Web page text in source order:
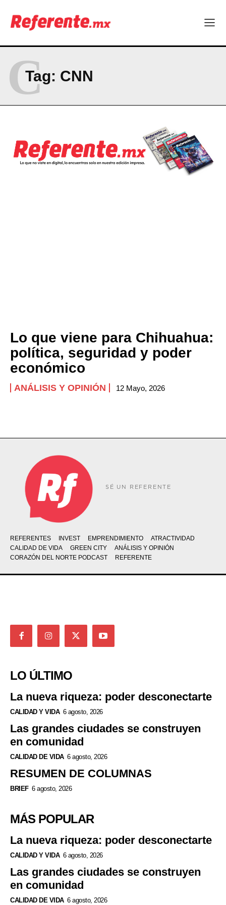
Company
PRIVACY POLICY
NEWSLETTER
Tag: CNN
C
Lo que viene para Chihuahua:
política, seguridad y poder
económico
ANÁLISIS Y OPINIÓN 12 Mayo, 2026
SÉ UN REFERENTE
REFERENTES INVEST EMPRENDIMIENTO
ATRACTIVIDAD
CALIDAD DE VIDA
GREEN CITY
ANÁLISIS Y OPINIÓN
CORAZÓN DEL NORTE PODCAST
REFERENTE
LO ÚLTIMO
La nueva riqueza: poder desconectarte
CALIDAD Y VIDA 6 agosto, 2026
Las grandes ciudades se construyen
en comunidad
CALIDAD DE VIDA 6 agosto, 2026
RESUMEN DE COLUMNAS
BRIEF 6 agosto, 2026
MÁS POPULAR
La nueva riqueza: poder desconectarte
CALIDAD Y VIDA 6 agosto, 2026
Las grandes ciudades se construyen
en comunidad
CALIDAD DE VIDA 6 agosto, 2026